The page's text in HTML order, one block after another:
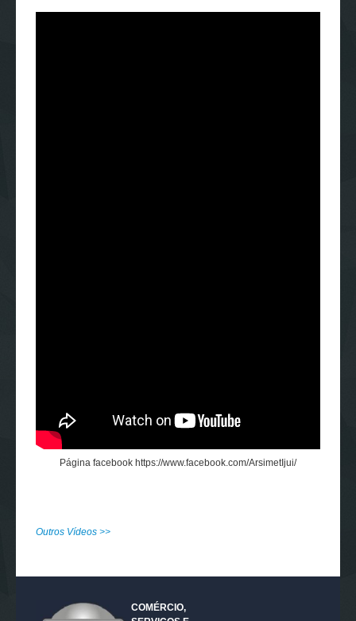
Página facebook https://www.facebook.com/ArsimetIjui/
Outros Vídeos >>
COMÉRCIO,